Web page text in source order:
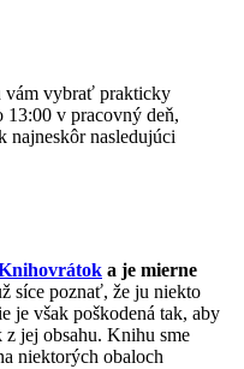
vám vybrať prakticky
13:00 v pracovný deň,
najneskôr nasledujúci
a je mierne
síce poznať, že ju niekto
je však poškodená tak, aby
jej obsahu. Knihu sme
niektorých obaloch